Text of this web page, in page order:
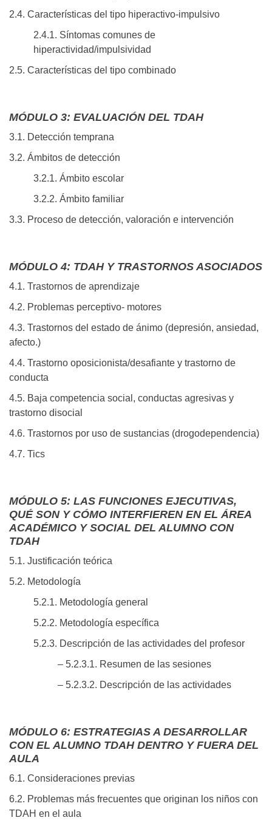
2.4. Características del tipo hiperactivo-impulsivo
2.4.1. Síntomas comunes de
hiperactividad/impulsividad
2.5. Características del tipo combinado
MÓDULO 3: EVALUACIÓN DEL TDAH
3.1. Detección temprana
3.2. Ámbitos de detección
3.2.1. Ámbito escolar
3.2.2. Ámbito familiar
3.3. Proceso de detección, valoración e intervención
MÓDULO 4: TDAH Y TRASTORNOS ASOCIADOS
4.1. Trastornos de aprendizaje
4.2. Problemas perceptivo- motores
4.3. Trastornos del estado de ánimo (depresión, ansiedad,
afecto.)
4.4. Trastorno oposicionista/desafiante y trastorno de
conducta
4.5. Baja competencia social, conductas agresivas y
trastorno disocial
4.6. Trastornos por uso de sustancias (drogodependencia)
4.7. Tics
MÓDULO 5: LAS FUNCIONES EJECUTIVAS,
QUÉ SON Y CÓMO INTERFIEREN EN EL ÁREA
ACADÉMICO Y SOCIAL DEL ALUMNO CON
TDAH
5.1. Justificación teórica
5.2. Metodología
5.2.1. Metodología general
5.2.2. Metodología específica
5.2.3. Descripción de las actividades del profesor
– 5.2.3.1. Resumen de las sesiones
– 5.2.3.2. Descripción de las actividades
MÓDULO 6: ESTRATEGIAS A DESARROLLAR
CON EL ALUMNO TDAH DENTRO Y FUERA DEL
AULA
6.1. Consideraciones previas
6.2. Problemas más frecuentes que originan los niños con
TDAH en el aula